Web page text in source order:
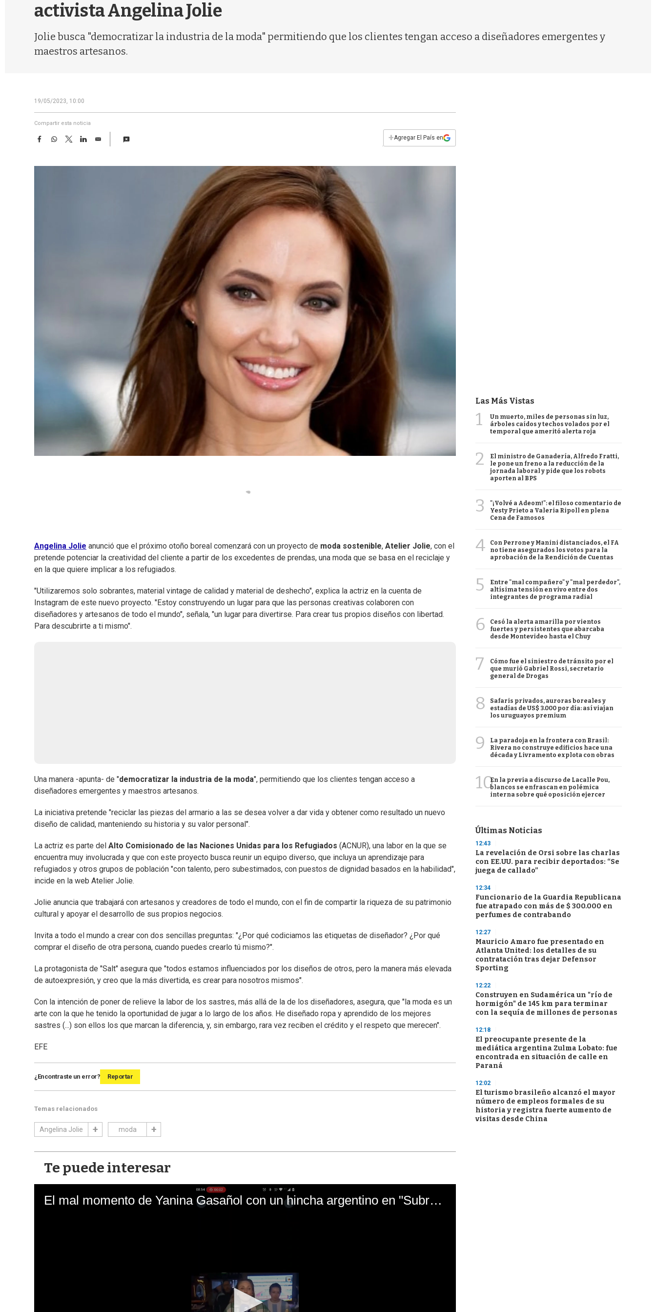
activista Angelina Jolie
Jolie busca "democratizar la industria de la moda" permitiendo que los clientes tengan acceso a diseñadores emergentes y
maestros artesanos.
19/05/2023, 10:00
Compartir esta noticia
F
e
W
t
T
w
t
L
k
E
i
+Agregar El País en
Angelina Jolie anunció que el próximo otoño boreal comenzará con un proyecto de moda sostenible, Atelier Jolie, con el
pretende potenciar la creatividad del cliente a partir de los excedentes de prendas, una moda que se basa en el reciclaje y
en la que quiere implicar a los refugiados.
"Utilizaremos solo sobrantes, material vintage de calidad y material de deshecho", explica la actriz en la cuenta de
Instagram de este nuevo proyecto. "Estoy construyendo un lugar para que las personas creativas colaboren con
diseñadores y artesanos de todo el mundo", señala, "un lugar para divertirse. Para crear tus propios diseños con libertad.
Para descubrirte a ti mismo".
Una manera -apunta- de "democratizar la industria de la moda", permitiendo que los clientes tengan acceso a
diseñadores emergentes y maestros artesanos.
La iniciativa pretende "reciclar las piezas del armario a las se desea volver a dar vida y obtener como resultado un nuevo
diseño de calidad, manteniendo su historia y su valor personal".
La actriz es parte del Alto Comisionado de las Naciones Unidas para los Refugiados (ACNUR), una labor en la que se
encuentra muy involucrada y que con este proyecto busca reunir un equipo diverso, que incluya un aprendizaje para
refugiados y otros grupos de población "con talento, pero subestimados, con puestos de dignidad basados en la habilidad",
incide en la web Atelier Jolie.
Jolie anuncia que trabajará con artesanos y creadores de todo el mundo, con el fin de compartir la riqueza de su patrimonio
cultural y apoyar el desarrollo de sus propios negocios.
Invita a todo el mundo a crear con dos sencillas preguntas: "¿Por qué codiciamos las etiquetas de diseñador? ¿Por qué
comprar el diseño de otra persona, cuando puedes crearlo tú mismo?".
La protagonista de "Salt" asegura que "todos estamos influenciados por los diseños de otros, pero la manera más elevada
de autoexpresión, y creo que la más divertida, es crear para nosotros mismos".
Con la intención de poner de relieve la labor de los sastres, más allá de la de los diseñadores, asegura, que "la moda es un
arte con la que he tenido la oportunidad de jugar a lo largo de los años. He diseñado ropa y aprendido de los mejores
sastres (...) son ellos los que marcan la diferencia, y, sin embargo, rara vez reciben el crédito y el respeto que merecen".
EFE
¿Encontraste un error? Reportar
Temas relacionados
Angelina Jolie moda
Te puede interesar
El mal momento de Yanina Gasañol con un hincha argentino en "Subrayado"
Las Más Vistas
1
Un muerto, miles de personas sin luz,
árboles caídos y techos volados por el
temporal que ameritó alerta roja
2
El ministro de Ganadería, Alfredo Fratti,
le pone un freno a la reducción de la
jornada laboral y pide que los robots
aporten al BPS
3
"¡Volvé a Adeom!": el filoso comentario de
Yesty Prieto a Valeria Ripoll en plena
Cena de Famosos
4
Con Perrone y Manini distanciados, el FA
no tiene asegurados los votos para la
aprobación de la Rendición de Cuentas
5
Entre "mal compañero" y "mal perdedor",
altísima tensión en vivo entre dos
integrantes de programa radial
6
Cesó la alerta amarilla por vientos
fuertes y persistentes que abarcaba
desde Montevideo hasta el Chuy
7
Cómo fue el siniestro de tránsito por el
que murió Gabriel Rossi, secretario
general de Drogas
8
Safaris privados, auroras boreales y
estadías de US$ 3.000 por día: así viajan
los uruguayos premium
9
La paradoja en la frontera con Brasil:
Rivera no construye edificios hace una
década y Livramento explota con obras
10En la previa a discurso de Lacalle Pou,
blancos se enfrascan en polémica
interna sobre qué oposición ejercer
Últimas Noticias
12:43
La revelación de Orsi sobre las charlas
con EE.UU. para recibir deportados: “Se
juega de callado”
12:34
Funcionario de la Guardia Republicana
fue atrapado con más de $ 300.000 en
perfumes de contrabando
12:27
Mauricio Amaro fue presentado en
Atlanta United: los detalles de su
contratación tras dejar Defensor
Sporting
12:22
Construyen en Sudamérica un "río de
hormigón" de 145 km para terminar
con la sequía de millones de personas
12:18
El preocupante presente de la
mediática argentina Zulma Lobato: fue
encontrada en situación de calle en
Paraná
12:02
El turismo brasileño alcanzó el mayor
número de empleos formales de su
historia y registra fuerte aumento de
visitas desde China